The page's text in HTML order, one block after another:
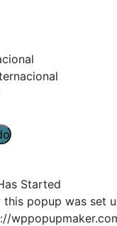
Started
this popup was set